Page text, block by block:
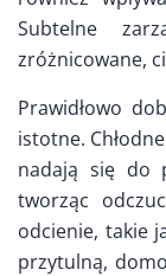
Subtelne
zróżnicowane,
Prawidłowo
istotne.
nadają się do
tworząc
odcienie, takie
przytulną,